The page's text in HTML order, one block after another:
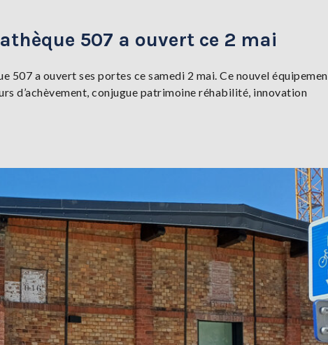
507 a ouvert ce 2 mai
507 a ouvert ses portes ce samedi 2 mai. Ce nouvel
d’achèvement, conjugue patrimoine réhabilité, innovation